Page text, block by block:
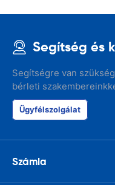
Segítség és
Segítségre van
bérleti
Ügyfélszolgálat
Számla